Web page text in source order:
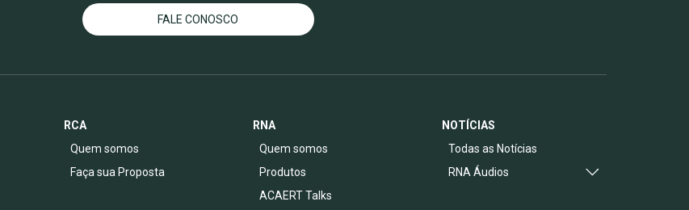
FALE CONOSCO
RCA
Quem somos
Faça sua Proposta
RNA
Quem somos
Produtos
ACAERT Talks
NOTÍCIAS
Todas as Notícias
RNA Áudios